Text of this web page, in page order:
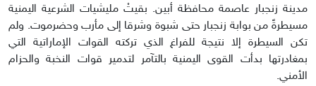
مدينة زنجبار عاصمة محافظة أبين. بقيتْ مليشيات الشرعية اليمنية
مسيطرةً من بوابة زنجبار حتى شبوة وشرقا إلى مأرب وحضرموت. ولم
تكن السيطرة إلا نتيجة للفراغ الذي تركته القوات الإماراتية التي
بمغادرتها بدأت القوى اليمنية بالتآمر لتدمير قوات النخبة والحزام
الأمني.